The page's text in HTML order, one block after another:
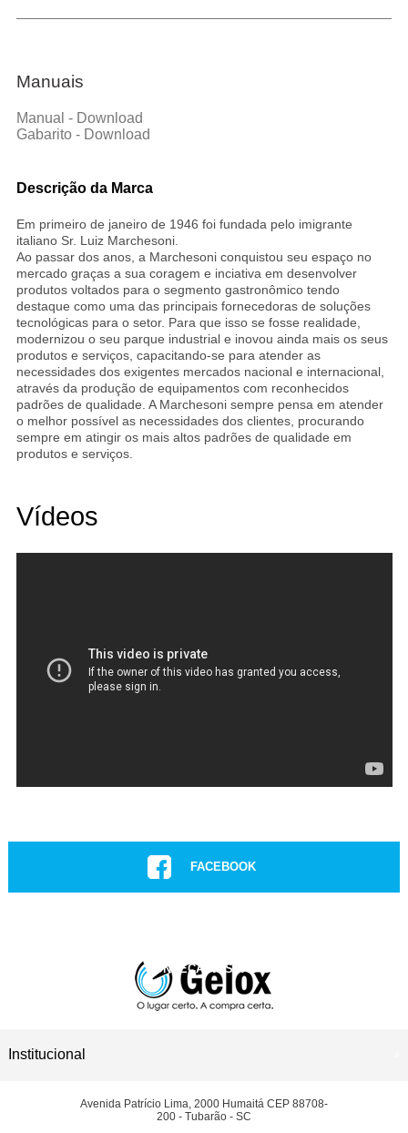
Manuais
Manual - Download
Gabarito - Download
Descrição da Marca
Em primeiro de janeiro de 1946 foi fundada pelo imigrante
italiano Sr. Luiz Marchesoni.
Ao passar dos anos, a Marchesoni conquistou seu espaço no
mercado graças a sua coragem e inciativa em desenvolver
produtos voltados para o segmento gastronômico tendo
destaque como uma das principais fornecedoras de soluções
tecnológicas para o setor. Para que isso se fosse realidade,
modernizou o seu parque industrial e inovou ainda mais os seus
produtos e serviços, capacitando-se para atender as
necessidades dos exigentes mercados nacional e internacional,
através da produção de equipamentos com reconhecidos
padrões de qualidade. A Marchesoni sempre pensa em atender
o melhor possível as necessidades dos clientes, procurando
sempre em atingir os mais altos padrões de qualidade em
produtos e serviços.
Vídeos
FACEBOOK
CONHEÇA NOSSAS LOJAS
Institucional
Avenida Patrício Lima, 2000 Humaitá CEP 88708-
200 - Tubarão - SC